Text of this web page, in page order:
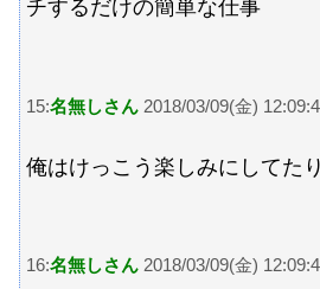
チするだけの簡単な仕事
15:名無しさん 2018/03/09(金)
俺はけっこう楽しみにしてた
16:名無しさん 2018/03/09(金)